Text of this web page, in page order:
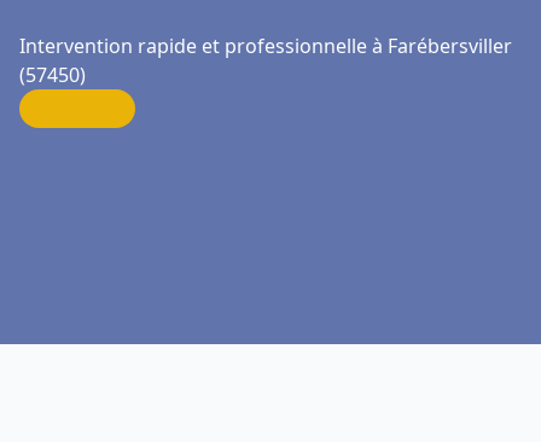
Intervention rapide et professionnelle à Farébersviller
(57450)